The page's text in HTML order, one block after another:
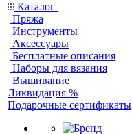
Каталог
Пряжа
Инструменты
Аксессуары
Бесплатные описания
Наборы для вязания
Вышивание
Ликвидация %
Подарочные сертификаты